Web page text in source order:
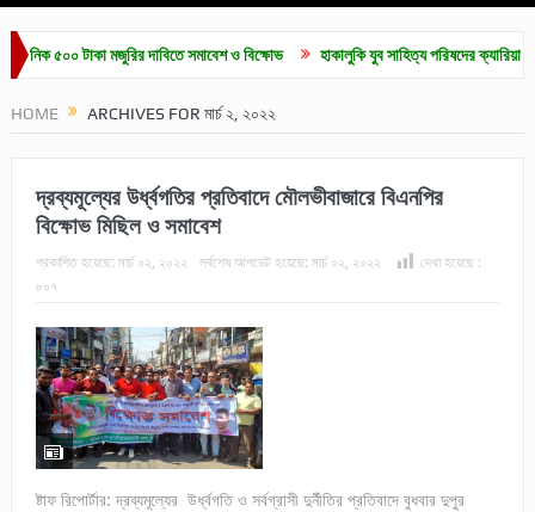
টাকা মজুরির দাবিতে সমাবেশ ও বিক্ষোভ হাকালুকি যুব সাহিত্য পরিষদের ক্যারিয়ার
HOME ARCHIVES FOR মার্চ ২, ২০২২
দ্রব্যমূল্যের উর্ধ্বগতির প্রতিবাদে মৌলভীবাজারে বিএনপির
বিক্ষোভ মিছিল ও সমাবেশ
প্রকাশিত হয়েছে: মার্চ ০২, ২০২২ সর্বশেষ আপডেট হয়েছে: মার্চ ০২, ২০২২
দেখা হয়েছে :
৮০৭
ষ্টাফ রিপোর্টার: দ্রব্যমূল্যের উর্ধ্বগতি ও সর্বগ্রাসী দুর্নীতির প্রতিবাদে বুধবার দুপুর